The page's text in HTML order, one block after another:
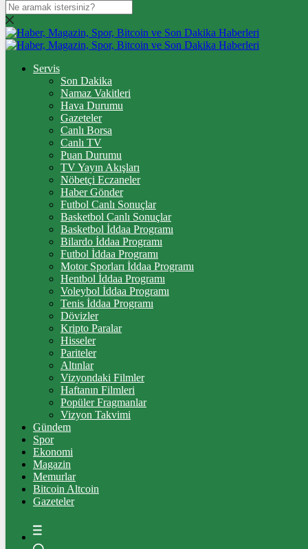
DOLAR
47,7060$% 0.15
% 0.3
STERLİN
% 0.39
GRAM ALTIN
%2,76
ÇEYREK ALTIN
10.929,00%2,78
TAM ALTIN
43.529,00%2,78
%2,46
%-0,14
%0.9
LİTECOİN
2190.85Ł%0.4
ETHEREUM
91495 Ξ%0.4
RİPPLE
Servis
Son Dakika
Namaz Vakitleri
Hava Durumu
Gazeteler
Canlı Borsa
Canlı TV
Puan Durumu
TV Yayın Akışları
Nöbetçi Eczaneler
Haber Gönder
Futbol Canlı Sonuçlar
Basketbol Canlı Sonuçlar
Basketbol İddaa Programı
Bilardo İddaa Programı
Futbol İddaa Programı
Motor Sporları İddaa Programı
Hentbol İddaa Programı
Voleybol İddaa Programı
Tenis İddaa Programı
Dövizler
Kripto Paralar
Hisseler
Pariteler
Altınlar
Vizyondaki Filmler
Haftanın Filmleri
Popüler Fragmanlar
Vizyon Takvimi
Gündem
Spor
Ekonomi
Magazin
Memurlar
Bitcoin Altcoin
Gazeteler